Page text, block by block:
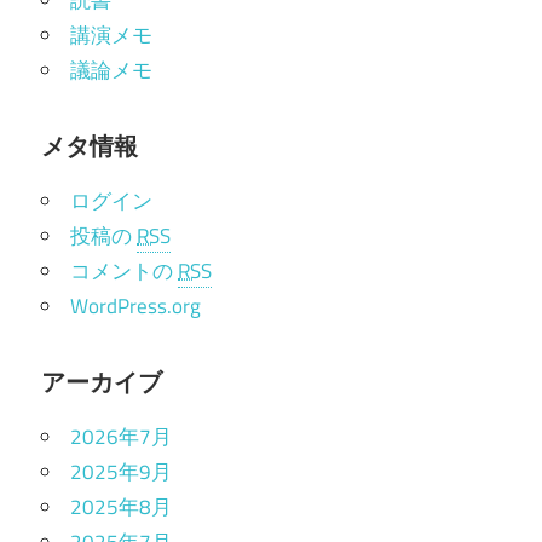
講演メモ
議論メモ
メタ情報
ログイン
投稿のRSS
コメントのRSS
WordPress.org
アーカイブ
2026年7月
2025年9月
2025年8月